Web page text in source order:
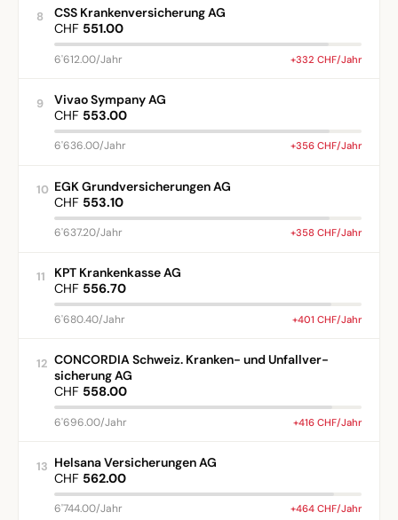
8
CSS Krankenversicherung AG
CHF 551.00
6'612.00/Jahr +332 CHF/Jahr
9
Vivao Sympany AG
CHF 553.00
6'636.00/Jahr +356 CHF/Jahr
10 EGK Grundversicherungen AG
CHF 553.10
6'637.20/Jahr +358 CHF/Jahr
11
KPT Krankenkasse AG
CHF 556.70
6'680.40/Jahr +401 CHF/Jahr
12 CONCORDIA Schweiz. Kranken- und Unfallver-
sicherung AG
CHF 558.00
6'696.00/Jahr +416 CHF/Jahr
13 Helsana Versicherungen AG
CHF 562.00
6'744.00/Jahr +464 CHF/Jahr